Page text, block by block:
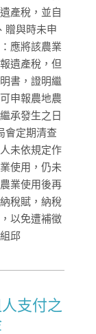
產稅，並自
贈與時未申
應將該農業
遺產稅，但
書，證明繼
申報農地農
承發生之日
會定期清查
未依規定作
使用，仍未
業使用後再
稅賦，納稅
以免遭補徵
邱
支付之